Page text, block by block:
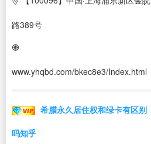
路389号
www.yhqbd.com/bkec8e3/Index.html
希腊永久居住权和绿卡有区别
吗知乎